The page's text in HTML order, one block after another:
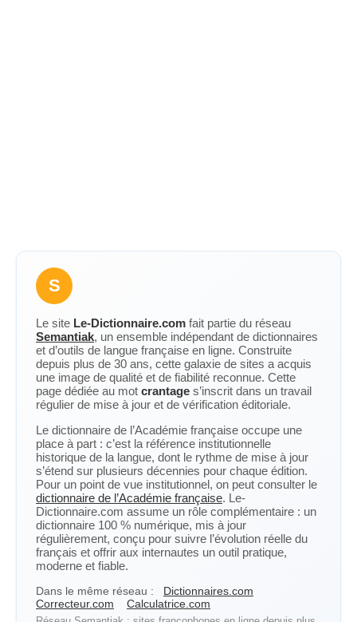
S
Le site Le-Dictionnaire.com fait partie du réseau
Semantiak, un ensemble indépendant de dictionnaires
et d’outils de langue française en ligne. Construite
depuis plus de 30 ans, cette galaxie de sites a acquis
une image de qualité et de fiabilité reconnue. Cette
page dédiée au mot crantage s’inscrit dans un travail
régulier de mise à jour et de vérification éditoriale.
Le dictionnaire de l’Académie française occupe une
place à part : c’est la référence institutionnelle
historique de la langue, dont le rythme de mise à jour
s’étend sur plusieurs décennies pour chaque édition.
Pour un point de vue institutionnel, on peut consulter le
dictionnaire de l’Académie française. Le-
Dictionnaire.com assume un rôle complémentaire : un
dictionnaire 100 % numérique, mis à jour
régulièrement, conçu pour suivre l’évolution réelle du
français et offrir aux internautes un outil pratique,
moderne et fiable.
Dans le même réseau :
Dictionnaires.com
Correcteur.com
Calculatrice.com